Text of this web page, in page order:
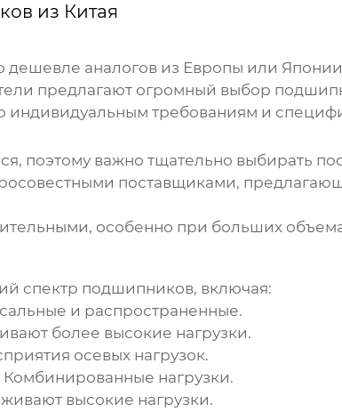
из Китая
дешевле аналогов из Европы или
предлагают огромный выбор
индивидуальным требованиям и
поэтому важно тщательно выбирать
поставщиками,
особенно при больших
спектр подшипников, включая:
и распространенные.
более высокие нагрузки.
осевых нагрузок.
Комбинированные нагрузки.
высокие нагрузки.